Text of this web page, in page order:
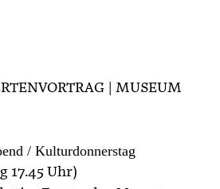
| MUSEUM
/ Kulturdonnerstag
17.45 Uhr)